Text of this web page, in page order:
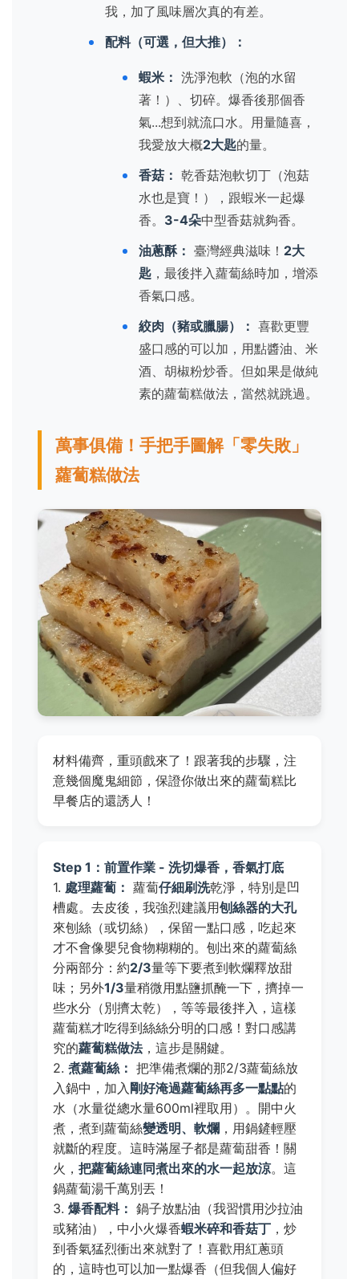
我，加了風味層次真的有差。
配料（可選，但大推）：
蝦米： 洗淨泡軟（泡的水留
著！）、切碎。爆香後那個香
氣...想到就流口水。用量隨喜，
我愛放大概2大匙的量。
香菇： 乾香菇泡軟切丁（泡菇
水也是寶！），跟蝦米一起爆
香。 3-4朵中型香菇就夠香。
油蔥酥： 臺灣經典滋味！ 2大
匙 ，最後拌入蘿蔔絲時加，增添
香氣口感。
絞肉（豬或臘腸）： 喜歡更豐
盛口感的可以加，用點醬油、米
酒、胡椒粉炒香。但如果是做純
素的蘿蔔糕做法，當然就跳過。
萬事俱備！手把手圖解「零失敗」
蘿蔔糕做法
材料備齊，重頭戲來了！跟著我的步驟，注
意幾個魔鬼細節，保證你做出來的蘿蔔糕比
早餐店的還誘人！
Step 1：前置作業 - 洗切爆香，香氣打底
1. 處理蘿蔔： 蘿蔔仔細刷洗乾淨，特別是凹
槽處。去皮後，我強烈建議用刨絲器的大孔
來刨絲（或切絲），保留一點口感，吃起來
才不會像嬰兒食物糊糊的。刨出來的蘿蔔絲
分兩部分：約2/3量等下要煮到軟爛釋放甜
味；另外1/3量稍微用點鹽抓醃一下，擠掉一
些水分（別擠太乾），等等最後拌入，這樣
蘿蔔糕才吃得到絲絲分明的口感！對口感講
究的蘿蔔糕做法，這步是關鍵。
2.煮蘿蔔絲： 把準備煮爛的那2/3蘿蔔絲放
入鍋中，加入 剛好淹過蘿蔔絲再多一點點的
水（水量從總水量600ml裡取用）。開中火
煮，煮到蘿蔔絲變透明、軟爛 ，用鍋鏟輕壓
就斷的程度。這時滿屋子都是蘿蔔甜香！關
火，把蘿蔔絲連同煮出來的水一起放涼。這
鍋蘿蔔湯千萬別丟！
3.爆香配料： 鍋子放點油（我習慣用沙拉油
或豬油），中小火爆香蝦米碎和香菇丁 ，炒
到香氣猛烈衝出來就對了！喜歡用紅蔥頭
的，這時也可以加一點爆香（但我個人偏好